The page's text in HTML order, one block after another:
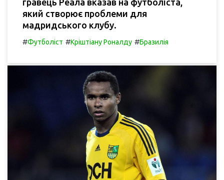
гравець Реала вказав на футболіста,
який створює проблеми для
мадридського клубу.
#Футболіст #Кріштіану Роналду #Бразилія